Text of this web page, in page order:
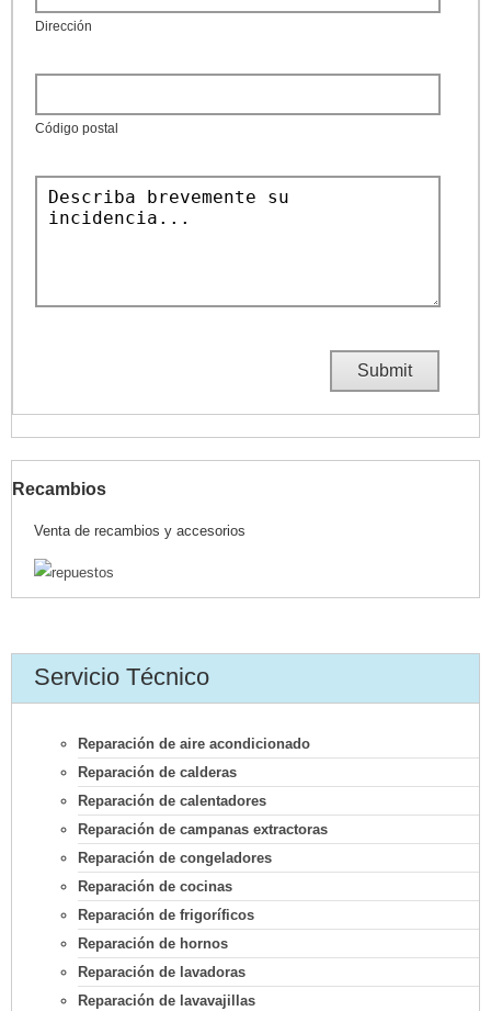
Dirección
Código postal
Recambios
Venta de recambios y accesorios
Servicio Técnico
Reparación de aire acondicionado
Reparación de calderas
Reparación de calentadores
Reparación de campanas extractoras
Reparación de congeladores
Reparación de cocinas
Reparación de frigoríficos
Reparación de hornos
Reparación de lavadoras
Reparación de lavavajillas